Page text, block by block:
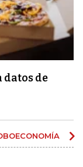
datos de